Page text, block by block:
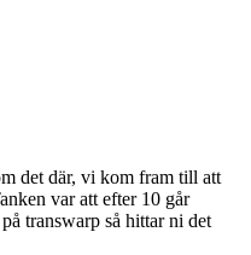
det där, vi kom fram till att
var att efter 10 går
transwarp så hittar ni det